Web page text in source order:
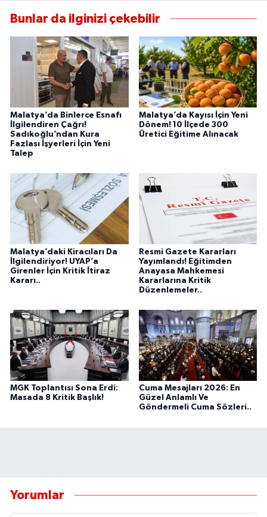
Bunlar da ilginizi çekebilir
Malatya’da Binlerce Esnafı
İlgilendiren Çağrı!
Sadıkoğlu’ndan Kura
Fazlası İşyerleri İçin Yeni
Talep
Malatya’da Kayısı İçin Yeni
Dönem! 10 İlçede 300
Üretici Eğitime Alınacak
Malatya’daki Kiracıları Da
İlgilendiriyor! UYAP’a
Girenler İçin Kritik İtiraz
Kararı..
Resmi Gazete Kararları
Yayımlandı! Eğitimden
Anayasa Mahkemesi
Kararlarına Kritik
Düzenlemeler..
MGK Toplantısı Sona Erdi:
Masada 8 Kritik Başlık!
Cuma Mesajları 2026: En
Güzel Anlamlı Ve
Göndermeli Cuma Sözleri..
Yorumlar